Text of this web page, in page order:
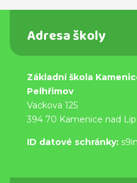
Adresa školy
Základní škola
Pelhřimov
Vackova 125
394 70 Kamenice nad
ID datové schránky: